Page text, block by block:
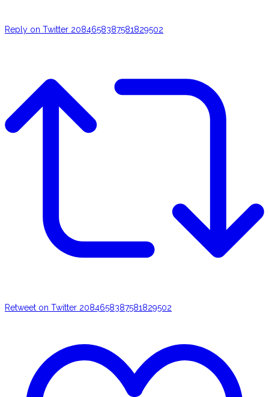
Reply on Twitter 2084658387581829502
Retweet on Twitter 2084658387581829502